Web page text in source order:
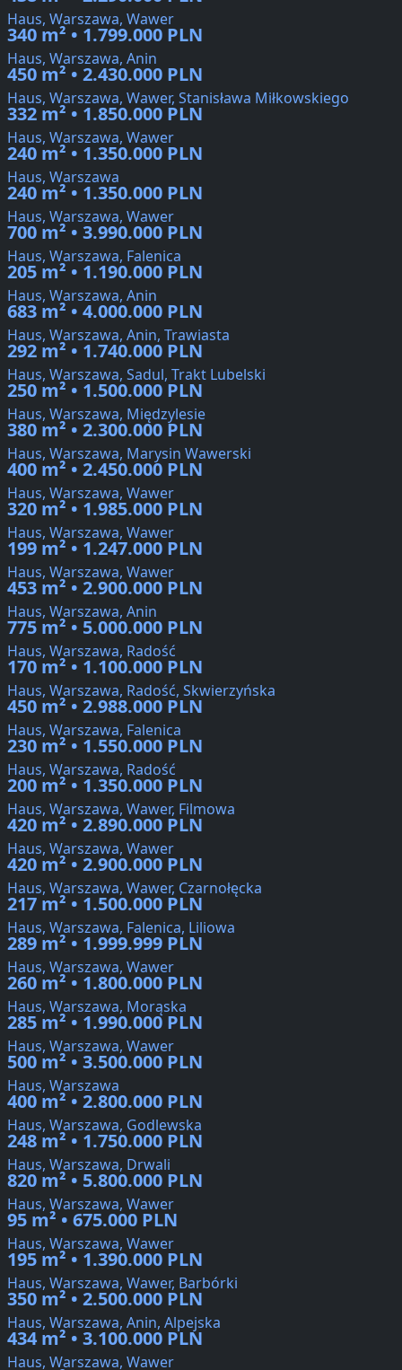
Haus, Warszawa, Wawer
340 m² • 1.799.000 PLN
Haus, Warszawa, Anin
450 m² • 2.430.000 PLN
Haus, Warszawa, Wawer, Stanisława Miłkowskiego
332 m² • 1.850.000 PLN
Haus, Warszawa, Wawer
240 m² • 1.350.000 PLN
Haus, Warszawa
240 m² • 1.350.000 PLN
Haus, Warszawa, Wawer
700 m² • 3.990.000 PLN
Haus, Warszawa, Falenica
205 m² • 1.190.000 PLN
Haus, Warszawa, Anin
683 m² • 4.000.000 PLN
Haus, Warszawa, Anin, Trawiasta
292 m² • 1.740.000 PLN
Haus, Warszawa, Sadul, Trakt Lubelski
250 m² • 1.500.000 PLN
Haus, Warszawa, Międzylesie
380 m² • 2.300.000 PLN
Haus, Warszawa, Marysin Wawerski
400 m² • 2.450.000 PLN
Haus, Warszawa, Wawer
320 m² • 1.985.000 PLN
Haus, Warszawa, Wawer
199 m² • 1.247.000 PLN
Haus, Warszawa, Wawer
453 m² • 2.900.000 PLN
Haus, Warszawa, Anin
775 m² • 5.000.000 PLN
Haus, Warszawa, Radość
170 m² • 1.100.000 PLN
Haus, Warszawa, Radość, Skwierzyńska
450 m² • 2.988.000 PLN
Haus, Warszawa, Falenica
230 m² • 1.550.000 PLN
Haus, Warszawa, Radość
200 m² • 1.350.000 PLN
Haus, Warszawa, Wawer, Filmowa
420 m² • 2.890.000 PLN
Haus, Warszawa, Wawer
420 m² • 2.900.000 PLN
Haus, Warszawa, Wawer, Czarnołęcka
217 m² • 1.500.000 PLN
Haus, Warszawa, Falenica, Liliowa
289 m² • 1.999.999 PLN
Haus, Warszawa, Wawer
260 m² • 1.800.000 PLN
Haus, Warszawa, Morąska
285 m² • 1.990.000 PLN
Haus, Warszawa, Wawer
500 m² • 3.500.000 PLN
Haus, Warszawa
400 m² • 2.800.000 PLN
Haus, Warszawa, Godlewska
248 m² • 1.750.000 PLN
Haus, Warszawa, Drwali
820 m² • 5.800.000 PLN
Haus, Warszawa, Wawer
95 m² • 675.000 PLN
Haus, Warszawa, Wawer
195 m² • 1.390.000 PLN
Haus, Warszawa, Wawer, Barbórki
350 m² • 2.500.000 PLN
Haus, Warszawa, Anin, Alpejska
434 m² • 3.100.000 PLN
Haus, Warszawa, Wawer